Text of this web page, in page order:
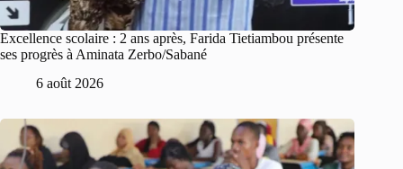
Excellence scolaire : 2 ans après, Farida Tietiambou présente
ses progrès à Aminata Zerbo/Sabané
6 août 2026